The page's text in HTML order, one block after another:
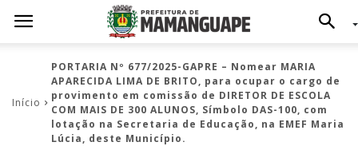
Início
PORTARIA Nº 677/2025-GAPRE – Nomear MARIA
APARECIDA LIMA DE BRITO, para ocupar o cargo de
provimento em comissão de DIRETOR DE ESCOLA
COM MAIS DE 300 ALUNOS, Símbolo DAS-100, com
lotação na Secretaria de Educação, na EMEF Maria
Lúcia, deste Município.